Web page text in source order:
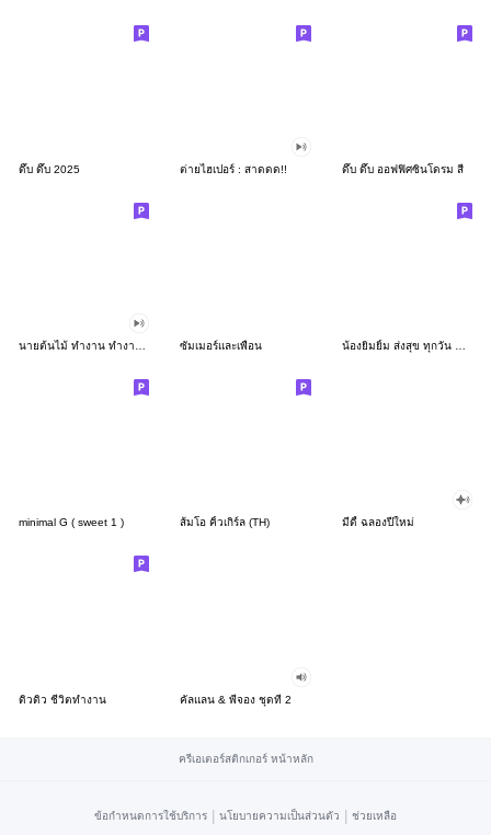
ดึ๊บ ดึ๊บ 2025 ต่ายไฮเปอร์ : สาดดด!! ดึ๊บ ดึ๊บ ออฟฟิศซินโดรม สี่
ซัมเมอร์และเพื่อน
minimal G ( sweet 1 ) ส้มโอ คิ้วเกิร์ล (TH) มีดี้ ฉลองปีใหม่
ดิวดิว ชีวิตทำงาน คัลแลน & พี่จอง ชุดที่ 2
ครีเอเตอร์สติกเกอร์ หน้าหลัก
ข้อกำหนดการใช้บริการ | นโยบายความเป็นส่วนตัว | ช่วยเหลือ